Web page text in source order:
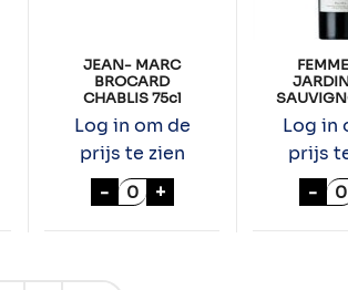
JAUGA SAUTERNES 75cl
JEAN- MARC
BROCARD
CHABLIS 75cl
Log in om de
prijs te zien
- JEAN- MARC BROCARD
+
Log in
prijs
-